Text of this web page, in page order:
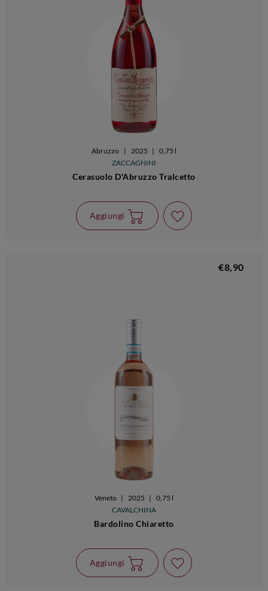
Abruzzo | 2025 | 0,75 l
ZACCAGNINI
Cerasuolo D'Abruzzo Tralcetto
Aggiungi
€8,90
Veneto | 2025 |
0,75 l
CAVALCHINA
Bardolino Chiaretto
Aggiungi